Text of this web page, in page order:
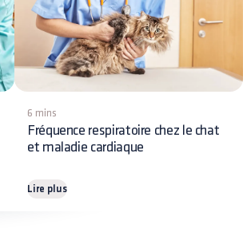
6 mins
Fréquence respiratoire chez le chat
et maladie cardiaque
Lire plus